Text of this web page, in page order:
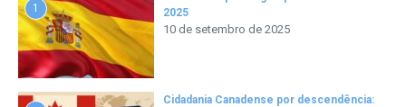
1
2025
10 de setembro de 2025
Cidadania Canadense por descendência: